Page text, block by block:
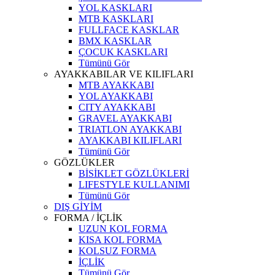
YOL KASKLARI
MTB KASKLARI
FULLFACE KASKLAR
BMX KASKLAR
ÇOCUK KASKLARI
Tümünü Gör
AYAKKABILAR VE KILIFLARI
MTB AYAKKABI
YOL AYAKKABI
CITY AYAKKABI
GRAVEL AYAKKABI
TRIATLON AYAKKABI
AYAKKABI KILIFLARI
Tümünü Gör
GÖZLÜKLER
BİSİKLET GÖZLÜKLERİ
LIFESTYLE KULLANIMI
Tümünü Gör
DIŞ GİYİM
FORMA / İÇLİK
UZUN KOL FORMA
KISA KOL FORMA
KOLSUZ FORMA
İÇLİK
Tümünü Gör